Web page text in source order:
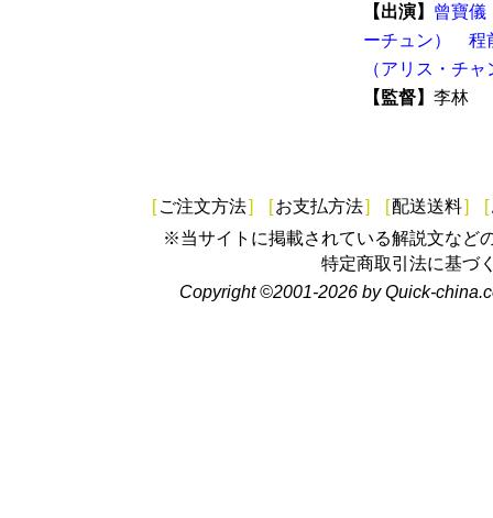
【出演】 曾寶儀
ーチュン）
程
（アリス・チャ
【監督】 李林
[ ご注文方法] [お支払方法] [配送送料] [
※当サイトに掲載されている解説文など
特定商取引法に基づ
Copyright ©2001-2026 by Quick-